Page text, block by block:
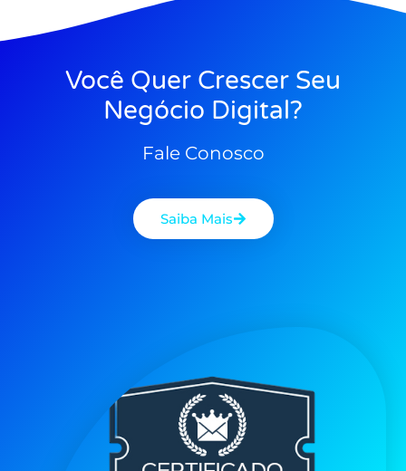
Você Quer Crescer Seu
Negócio Digital?
Fale Conosco
Saiba Mais